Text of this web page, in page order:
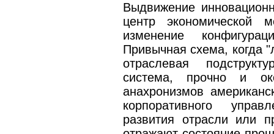
Выдвижение
центр экономической
изменение
Привычная схема, когда
отраслевая
система, прочно и
анахронизмов
корпоративного
развития отрасли или